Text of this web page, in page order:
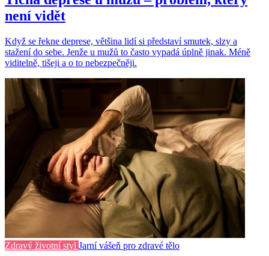
není vidět
Když se řekne deprese, většina lidí si představí smutek, slzy a
stažení do sebe. Jenže u mužů to často vypadá úplně jinak. Méně
viditelně, tišeji a o to nebezpečněji.
Zdravý životní styl Jarní vášeň pro zdravé tělo